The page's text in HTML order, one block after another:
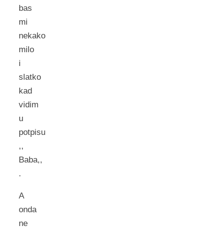
bas
mi
nekako
milo
i
slatko
kad
vidim
u
potpisu
,,
Baba,,
.
A
onda
ne